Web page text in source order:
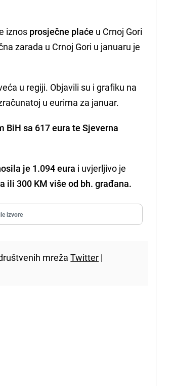
iznos prosječne plaće u Crnoj Gori
zarada u Crnoj Gori u januaru je
u regiji. Objavili su i grafiku na
u eurima za januar.
BiH sa 617 eura te Sjeverna
je 1.094 eura i uvjerljivo je
ili 300 KM više od bh. građana.
izvore
mrežaTwitter |